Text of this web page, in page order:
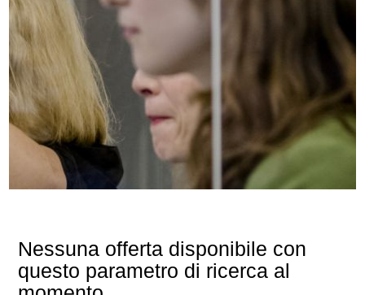
Nessuna offerta disponibile con
questo parametro di ricerca al